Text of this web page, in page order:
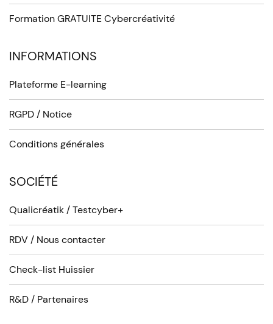
Formation GRATUITE Cybercréativité
INFORMATIONS
Plateforme E-learning
RGPD / Notice
Conditions générales
SOCIÉTÉ
Qualicréatik / Testcyber+
RDV / Nous contacter
Check-list Huissier
R&D / Partenaires